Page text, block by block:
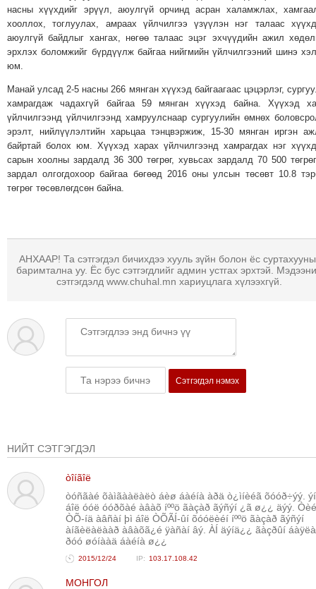
ИЙН
ЭРГЭН
ТОЙРОНД
"ЖИ
ЭРГЭН
ТОЙРОНД
ГРАНАТ
ДЭЛБЭРСЭН
ОСЛЫН
ЭРГЭН
ТОДОТГОЛЫН
ЭРГЭН
ТОЙРОНД
ЭРГЭН
ТОЙРОНД
ЗӨРЧЛИЙН
ХУУЛИЙН
ЭРГЭН
ТОЙРОНД
насны хүүхдийг эрүүл, аюулгүй орчинд асран халамжлах,
хооллох, тоглуулах, амраах үйлчилгээ үзүүлэн нэг талаас
аюулгүй байдлыг хангах, нөгөө талаас эцэг эхчүүдийн ажил
эрхлэх боломжийг бүрдүүлж байгаа нийгмийн үйлчилгээний шинэ
юм.
Манай улсад 2-5 насны 266 мянган хүүхэд байгаагаас цэцэрлэг,
хамрагдаж чадахгүй байгаа 59 мянган хүүхэд байна. Хүүхэд
үйлчилгээнд үйлчилгээнд хамруулснаар сургуулийн өмнөх
эрэлт, нийлүүлэлтийн харьцаа тэнцвэржиж, 15-30 мянган иргэн
байртай болох юм. Хүүхэд харах үйлчилгээнд хамрагдах нэг
сарын хоолны зардалд 36 300 төгрөг, хувьсах зардалд 70 500
зардал олгогдохоор байгаа бөгөөд 2016 оны улсын төсөвт 10.8
төгрөг төсөвлөгдсөн байна.
АНХААР! Та сэтгэгдэл бичихдээ хууль зүйн болон ёс
баримтална уу. Ёс бус сэтгэгдлийг админ устгах эрхтэй.
сэтгэгдэлд www.chuhal.mn хариуцлага хүлээхгүй.
Сэтгэгдэл нэмэх
НИЙТ СЭТГЭГДЭЛ
òîíãîë
òóñãàé õàìãààëàëò áèø áàéíà àðä ò¿ìíèéã õóóð÷ýý.
áîë óóë óóðõàé àâàõ íººö ãàçàð ãýñýí ¿ã ø¿¿ äýý.
ÒÕ-íä àâñàí þì áîë ÒÕÃÍ-ûí õóóëèéí íººö ãàçàð ãýñýí
àíãèëàëààð àâàõã¿é ÿàñàí âý. ÀÍ äýíä¿¿ ãàçðûí
ðóó øóíààä áàéíà ø¿¿
2015/12/24 103.17.108.42
МОНГОЛ